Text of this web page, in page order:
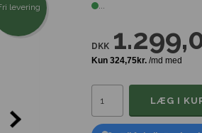
levering ...
DKK